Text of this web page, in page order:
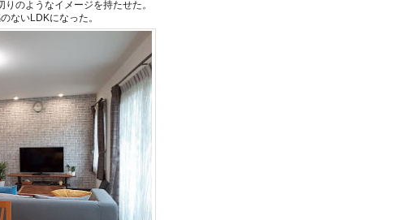
のようなイメージを持たせた。
ないLDKになった。